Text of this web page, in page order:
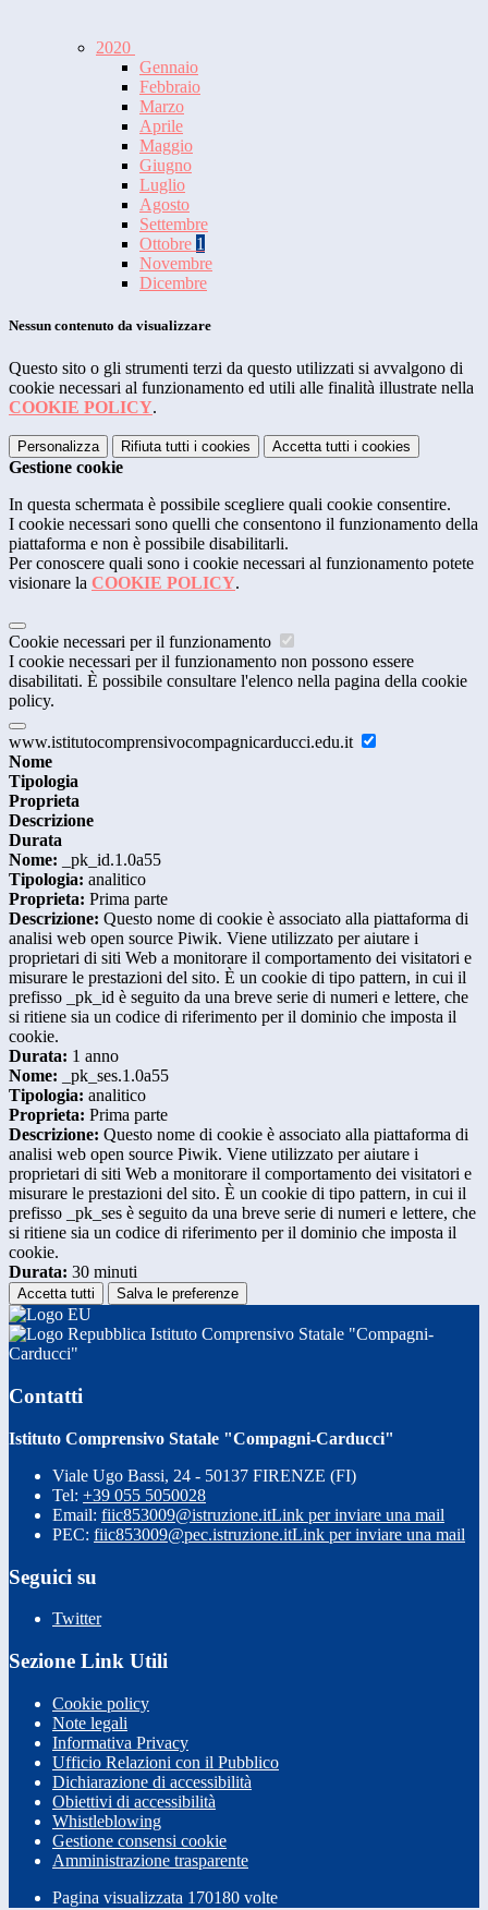
2020
Gennaio
Febbraio
Marzo
Aprile
Maggio
Giugno
Luglio
Agosto
Settembre
Ottobre 1
Novembre
Dicembre
Nessun contenuto da visualizzare
Questo sito o gli strumenti terzi da questo utilizzati si avvalgono di
cookie necessari al funzionamento ed utili alle finalità illustrate nella
COOKIE POLICY.
Personalizza Rifiuta tutti i cookies Accetta tutti i cookies
Gestione cookie
In questa schermata è possibile scegliere quali cookie consentire.
I cookie necessari sono quelli che consentono il funzionamento della
piattaforma e non è possibile disabilitarli.
Per conoscere quali sono i cookie necessari al funzionamento potete
visionare la COOKIE POLICY.
Cookie necessari per il funzionamento
I cookie necessari per il funzionamento non possono essere
disabilitati. È possibile consultare l'elenco nella pagina della cookie
policy.
www.istitutocomprensivocompagnicarducci.edu.it
Nome
Tipologia
Proprieta
Descrizione
Durata
Nome: _pk_id.1.0a55
Tipologia: analitico
Proprieta: Prima parte
Descrizione: Questo nome di cookie è associato alla piattaforma di
analisi web open source Piwik. Viene utilizzato per aiutare i
proprietari di siti Web a monitorare il comportamento dei visitatori e
misurare le prestazioni del sito. È un cookie di tipo pattern, in cui il
prefisso _pk_id è seguito da una breve serie di numeri e lettere, che
si ritiene sia un codice di riferimento per il dominio che imposta il
cookie.
Durata: 1 anno
Nome: _pk_ses.1.0a55
Tipologia: analitico
Proprieta: Prima parte
Descrizione: Questo nome di cookie è associato alla piattaforma di
analisi web open source Piwik. Viene utilizzato per aiutare i
proprietari di siti Web a monitorare il comportamento dei visitatori e
misurare le prestazioni del sito. È un cookie di tipo pattern, in cui il
prefisso _pk_ses è seguito da una breve serie di numeri e lettere, che
si ritiene sia un codice di riferimento per il dominio che imposta il
cookie.
Durata: 30 minuti
Accetta tutti Salva le preferenze
Istituto Comprensivo Statale "Compagni-
Carducci"
Contatti
Istituto Comprensivo Statale "Compagni-Carducci"
Viale Ugo Bassi, 24 - 50137 FIRENZE (FI)
Tel: +39 055 5050028
Email: fiic853009@istruzione.itLink per inviare una mail
PEC: fiic853009@pec.istruzione.itLink per inviare una mail
Seguici su
Twitter
Sezione Link Utili
Cookie policy
Note legali
Informativa Privacy
Ufficio Relazioni con il Pubblico
Dichiarazione di accessibilità
Obiettivi di accessibilità
Whistleblowing
Gestione consensi cookie
Amministrazione trasparente
Pagina visualizzata 170180 volte